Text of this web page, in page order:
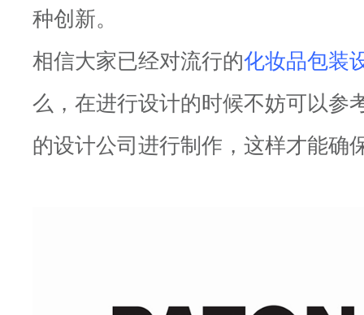
种创新。
相信大家已经对流行的化妆品包装
么，在进行设计的时候不妨可以参
的设计公司进行制作，这样才能确